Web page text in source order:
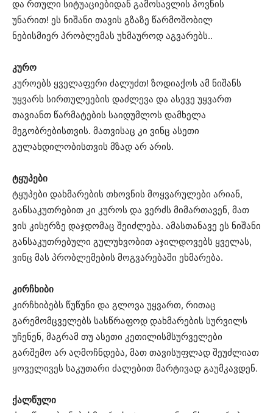
და რთული სიტუაციებიდან გამოსავლის პოვნის
უნარით! ეს ნიშანი თავის გზაზე წარმოშობილ
ნებისმიერ პრობლემას უხმაუროდ აგვარებს..
კურო
კუროებს ყველაფერი ძალუძთ! ზოდიაქოს ამ ნიშანს
უყვარს სირთულეების დაძლევა და ასევე უყვართ
თავიანთ წარმატების საიდუმლოს დამხელა
მეგობრებისთვის. მათვისაც კი ვინც ასეთი
გულახდილობისთვის მზად არ არის.
ტყუპები
ტყუპები დახმარების თხოვნის მოყვარულები არიან,
განსაკუთრებით კი კუროს და ვერძს მიმართავენ, მათ
ვის კისერზე დაჯდომაც შეიძლება. ამასთანავე ეს ნიშანი
განსაკუთრებული გულუხვობით აჯილდოვებს ყველას,
ვინც მას პრობლემების მოგვარებაში ეხმარება.
კირჩხიბი
კირჩხიბებს წუწუნი და გლოვა უყვართ, რითაც
გარემომცველებს სასწრაფოდ დახმარების სურვილს
უჩენენ, მაგრამ თუ ასეთი კეთილისმსურველები
გარშემო არ აღმოჩნდება, მათ თავისუფლად შეუძლიათ
ყოველივეს საკუთარი ძალებით მარტივად გაუმკავდენ.
ქალწული